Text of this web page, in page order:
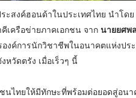
ะสงค์ฮอนด้าในประเทศไทย นำโดย
เครือข่ายภาคเอกชน จาก นายยศพ
ค์การนักวิชาชีพในอนาคตแห่งประ
วัดตรัง เมื่อเร็วๆ นี้
ไทยให้มีทักษะที่พร้อมต่อยอดสู่อนา